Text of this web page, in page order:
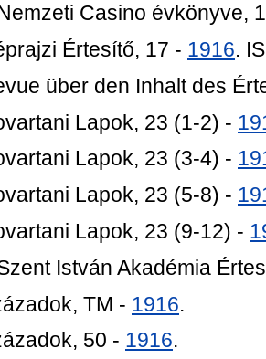
Casino évkönyve,
Értesítő, 17 - 1916.
über den Inhalt des
Lapok, 23 (1-2) -
Lapok, 23 (3-4) -
Lapok, 23 (5-8) -
Lapok, 23 (9-12) -
István Akadémia
TM - 1916.
50 - 1916.